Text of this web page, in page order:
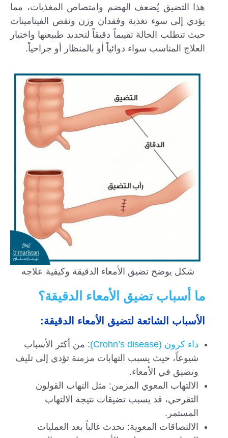
هذا التضيق يُضعف الهضم وامتصاص المغذيات، مما
يؤدي إلى سوء تغذية وفقدان وزن ونقص الفيتامينات
حيث تتطلب الحالة تقييماً دقيقاً لتحديد طبيعتها واختيار
العلاج المناسب سواء دوائياً أو بالمنظار أو جراحياً.
شكل يوضح تضيق الأمعاء الدقيقة وكيفية علاجه
ما أسباب تضيق الأمعاء الدقيقة؟
الأسباب الشائعة لتضيق الأمعاء الدقيقة:
داء كرون (Crohn’s disease)
: من أكثر الأسباب
شيوعاً، حيث يسبب التهابات مزمنة تؤدي إلى تليف
وتضيق في الأمعاء.
الالتهاب المعوي المزمن: مثل التهاب القولون
التقرحي، قد يسبب تضيقات نتيجة الالتهاب
المستمر.
الالتصاقات المعوية: تحدث غالباً بعد العمليات